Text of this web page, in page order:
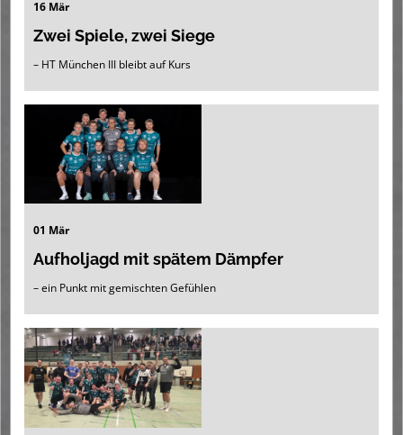
16 Mär
Zwei Spiele, zwei Siege
– HT München III bleibt auf Kurs
01 Mär
Aufholjagd mit spätem Dämpfer
– ein Punkt mit gemischten Gefühlen